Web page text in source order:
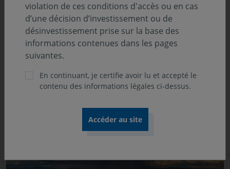
L’automatisation et la robotisation des processus
industriels font partie des changements structurels que
nous déclinons au sein de nos Perspectives
Économiques et Financières.
violation de ces conditions d'accès ou en cas
d’une décision d’investissement ou de
désinvestissement prise sur la base des
informations contenues dans les pages
suivantes.
En continuant, je certifie avoir lu et accepté le
contenu des informations légales ci-dessus.